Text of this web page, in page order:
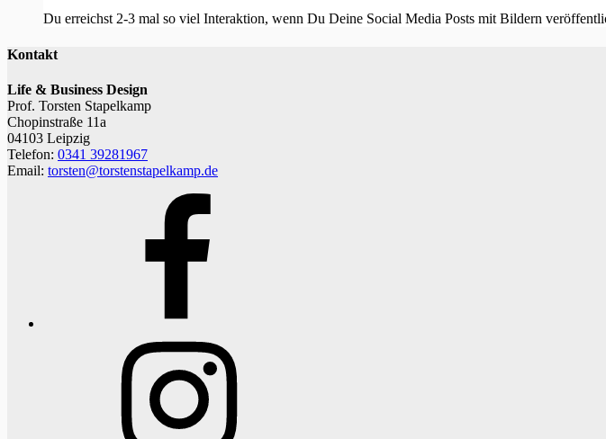
Du erreichst 2-3 mal so viel Interaktion, wenn Du Deine Social Media Posts mit Bildern
Kontakt
Life & Business Design
Prof. Torsten Stapelkamp
Chopinstraße 11a
04103 Leipzig
Telefon: 0341 39281967
Email: torsten@torstenstapelkamp.de